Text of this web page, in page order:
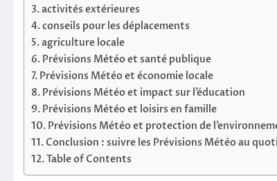
activités extérieures
conseils pour les déplacements
agriculture locale
Prévisions Météo et santé publique
Prévisions Météo et économie locale
Prévisions Météo et impact sur l’éducation
Prévisions Météo et loisirs en famille
Prévisions Météo et protection de
Conclusion : suivre les Prévisions Météo au
Table of Contents